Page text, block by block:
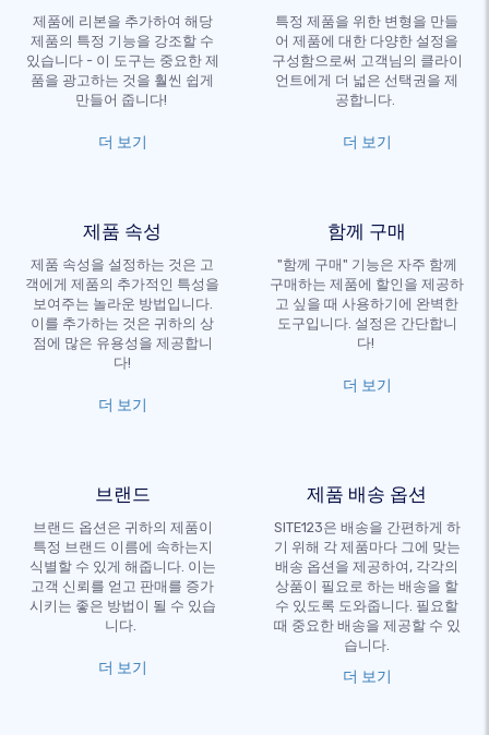
제품에 리본을 추가하여 해당
제품의 특정 기능을 강조할 수
있습니다 - 이 도구는 중요한 제
품을 광고하는 것을 훨씬 쉽게
만들어 줍니다!
더 보기
특정 제품을 위한 변형을 만들
어 제품에 대한 다양한 설정을
구성함으로써 고객님의 클라이
언트에게 더 넓은 선택권을 제
공합니다.
더 보기
제품 속성
제품 속성을 설정하는 것은 고
객에게 제품의 추가적인 특성을
보여주는 놀라운 방법입니다.
이를 추가하는 것은 귀하의 상
점에 많은 유용성을 제공합니
다!
더 보기
함께 구매
"함께 구매" 기능은 자주 함께
구매하는 제품에 할인을 제공하
고 싶을 때 사용하기에 완벽한
도구입니다. 설정은 간단합니
다!
더 보기
브랜드
브랜드 옵션은 귀하의 제품이
특정 브랜드 이름에 속하는지
식별할 수 있게 해줍니다. 이는
고객 신뢰를 얻고 판매를 증가
시키는 좋은 방법이 될 수 있습
니다.
더 보기
제품 배송 옵션
SITE123은 배송을 간편하게 하
기 위해 각 제품마다 그에 맞는
배송 옵션을 제공하여, 각각의
상품이 필요로 하는 배송을 할
수 있도록 도와줍니다. 필요할
때 중요한 배송을 제공할 수 있
습니다.
더 보기